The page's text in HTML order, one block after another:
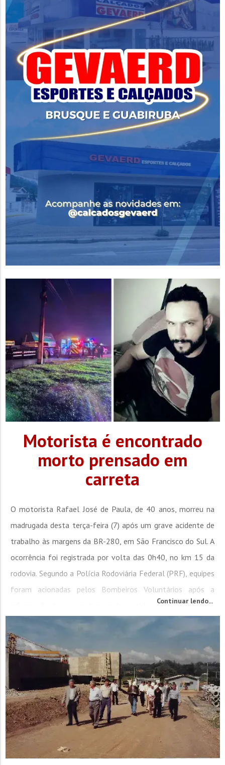
Motorista é encontrado
morto prensado em
carreta
O motorista Rafael José de Paula, de 40 anos, morreu na
madrugada desta terça-feira (7) após um grave acidente de
trabalho às margens da BR-280, em São Francisco do Sul. A
ocorrência foi registrada por volta das 0h40, no km 15 da
rodovia. Segundo a Polícia Rodoviária Federal (PRF), equipes
foram acionadas pelos Bombeiros Voluntários após a
informação de que um homem havia sido encontrado morto
Continuar lendo...